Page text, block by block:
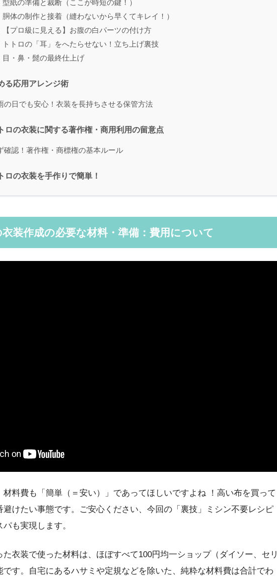
型紙の準備と裁断（ここが時短の鍵！）
胴体の制作と接着（縫わないから早くてキレイ！）
【プロ級に見える】お腹の白パーツの付け方
トトロの「耳」をへたらせない！立ち上げ裏技
目・鼻・髭の最終仕上げ
る応用アレンジ術
の日でも安心！衣装を長持ちさせる保管方法
ロの衣装に関する著作権・商用利用の留意点
確認！著作権・商標権の基本ルール
ロの衣装を手作りで簡単！
装作成の必要な材料・準備：費用について
材料費も「簡単（＝安い）」であってほしいですよね ！高い布を買って
避けたい事態です。ご安心ください、今回の「裏技」ミシン不要レシピ
も実現します。
衣装で使った材料は、ほぼすべて100円均一ショップ（ダイソー、セリ
です。自宅にあるハサミや定規などを除いた、純粋な材料費は合計でわ